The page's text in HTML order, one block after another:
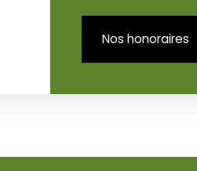
Nos honoraires